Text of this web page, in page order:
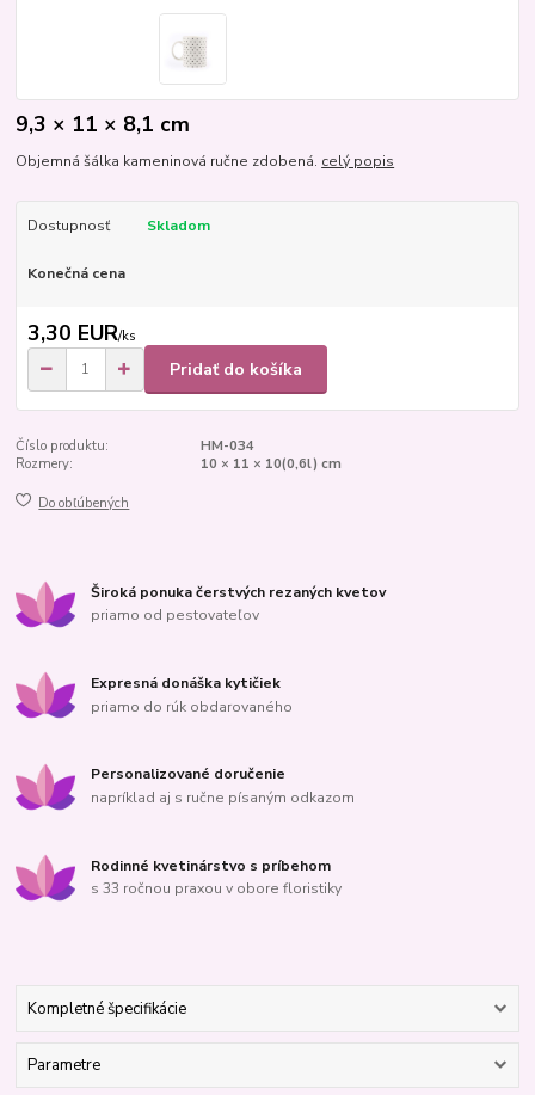
9,3 × 11 × 8,1 cm
Objemná šálka kameninová ručne zdobená. celý popis
Dostupnosť Skladom
Konečná cena
3,30 EUR/ks
Pridať do košíka
Číslo produktu:
HM-034
Rozmery:
10 × 11 × 10(0,6l) cm
Do obľúbených
Široká ponuka čerstvých rezaných kvetov
priamo od pestovateľov
Expresná donáška kytičiek
priamo do rúk obdarovaného
Personalizované doručenie
napríklad aj s ručne písaným odkazom
Rodinné kvetinárstvo s príbehom
s 33 ročnou praxou v obore floristiky
Kompletné špecifikácie
Parametre